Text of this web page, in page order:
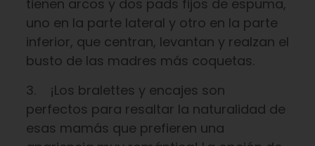
tienen arcos y dos pads fijos de espuma,
uno en la parte lateral y otro en la parte
inferior, que centran, levantan y realzan el
busto de las madres más coquetas.
3. ¡Los bralettes y encajes son
perfectos para resaltar la naturalidad de
esas mamás que prefieren una